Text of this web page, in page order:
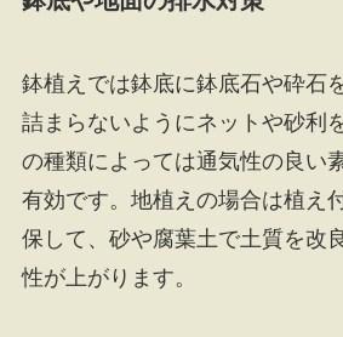
鉢植えでは鉢底に鉢底石や砕石
詰まらないようにネットや砂利
の種類によっては通気性の良い
有効です。地植えの場合は植え
保して、砂や腐葉土で土質を改
性が上がります。